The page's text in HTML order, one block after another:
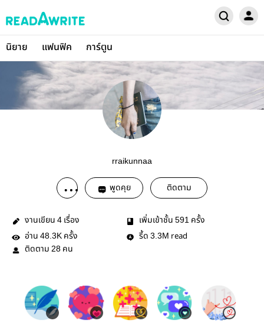
นิยาย แฟนฟิค การ์ตูน
rraikunnaa
พูดคุย ติดตาม
งานเขียน 4 เรื่อง เพิ่มเข้าชั้น 591 ครั้ง
อ่าน 48.3K ครั้ง รี้ด 3.3M read
ติดตาม 28 คน